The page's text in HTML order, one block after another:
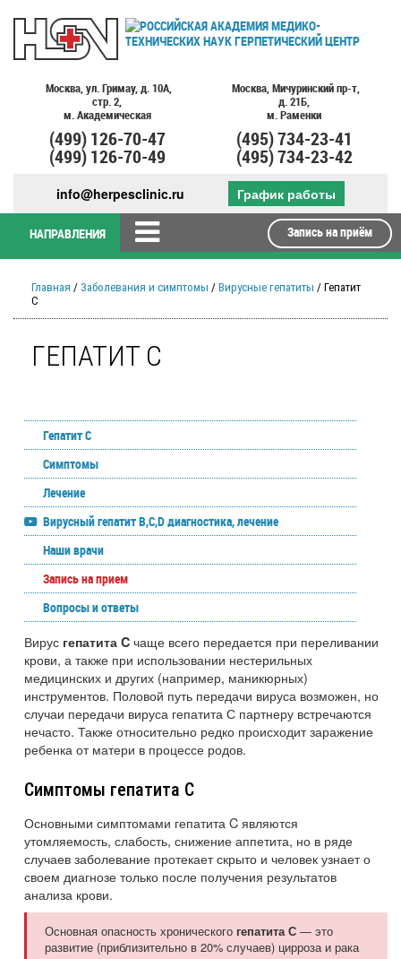
Москва, ул. Гримау,д. 10А,
стр. 2,
м. Академическая
(499)126-70-47
(499)126-70-49
Москва, Мичуринский пр-т,
д. 21Б,
м. Раменки
(495)734-23-41
(495)734-23-42
info@herpesclinic.ru График работы
НАПРАВЛЕНИЯ Запись на приём
Главная / Заболевания и симптомы / Вирусные гепатиты / Гепатит
С
ГЕПАТИТ С
Гепатит С
Симптомы
Лечение
Вирусный гепатит B,C,D диагностика, лечение
Наши врачи
Запись на прием
Вопросы и ответы
Вирус гепатита C чаще всего передается при переливании
крови, а также при использовании нестерильных
медицинских и других (например, маникюрных)
инструментов. Половой путь передачи вируса возможен, но
случаи передачи вируса гепатита С партнеру встречаются
нечасто. Также относительно редко происходит заражение
ребенка от матери в процессе родов.
Симптомы гепатита C
Основными симптомами гепатита C являются
утомляемость, слабость, снижение аппетита, но в ряде
случаев заболевание протекает скрыто и человек узнает о
своем диагнозе только после получения результатов
анализа крови.
Основная опасность хронического гепатита С — это
развитие (приблизительно в 20% случаев) цирроза и рака